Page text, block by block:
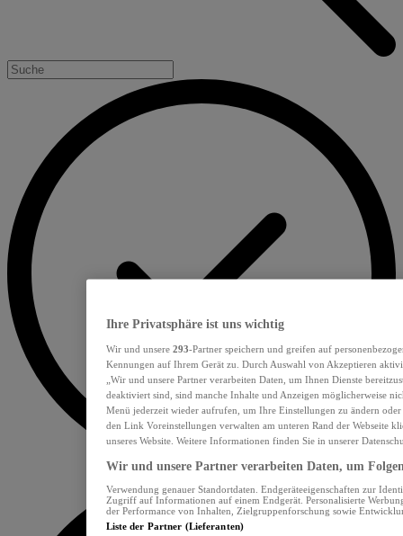
Ihre Privatsphäre ist uns wichtig
Wir und unsere 293-Partner speichern und greifen auf
Kennungen auf Ihrem Gerät zu. Durch Auswahl von Akzeptieren
„Wir und unsere Partner verarbeiten Daten, um Ihnen Dienste
deaktiviert sind, sind manche Inhalte und Anzeigen möglicherweise
Menü jederzeit wieder aufrufen, um Ihre Einstellungen zu ändern
den Link Voreinstellungen verwalten am unteren Rand der Webseite
unseres Website. Weitere Informationen finden Sie in unserer
Wir und unsere Partner verarbeiten Daten, um
Verwendung genauer Standortdaten. Endgeräteeigenschaften zur
Zugriff auf Informationen auf einem Endgerät. Personalisierte
der Performance von Inhalten, Zielgruppenforschung sowie
Liste der Partner (Lieferanten)